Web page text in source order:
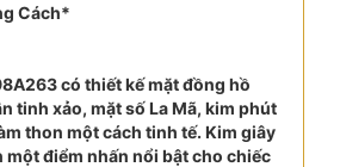
Cách*
có thiết kế mặt đồng hồ
tinh xảo, mặt số La Mã, kim phút
thon một cách tinh tế. Kim giây
một điểm nhấn nổi bật cho chiếc